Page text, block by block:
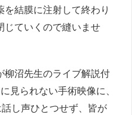
結膜に注射して終わり
じていくので縫いませ
柳沼先生のライブ解説付
見られない手術映像に、
し声ひとつせず、皆が